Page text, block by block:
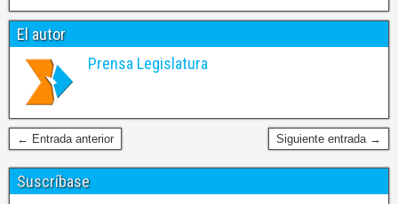
El autor
Prensa Legislatura
← Entrada anterior Siguiente entrada →
Suscríbase